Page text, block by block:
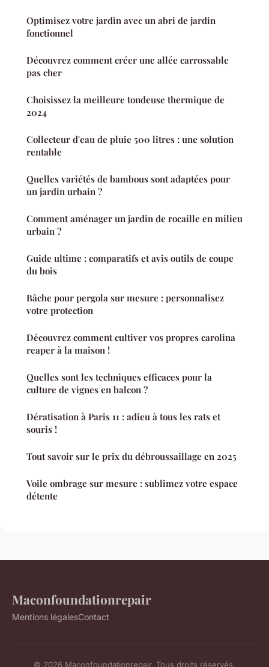
Optimisez votre jardin avec un abri de jardin
fonctionnel
Découvrez comment créer une allée carrossable
pas cher
Choisissez la meilleure tondeuse thermique de
2024
Collecteur d'eau de pluie 500 litres : une solution
rentable
Quelles variétés de bambous sont adaptées pour
un jardin urbain ?
Comment aménager un jardin de rocaille en milieu
urbain ?
Guide ultime : comparatifs et avis outils de coupe
du bois
Bâche pour pergola sur mesure : personnalisez
votre protection
Découvrez comment cultiver vos propres carolina
reaper à la maison !
Quelles sont les techniques efficaces pour la
culture de vignes en balcon ?
Dératisation à Paris 11 : adieu à tous les rats et
souris !
Tout savoir sur le prix du débroussaillage en 2025
Voile ombrage sur mesure : sublimez votre espace
détente
Maconfoundationrepair
Mentions légalesContact
© 2026 Maconfoundationrepair. Tous droits réservés.